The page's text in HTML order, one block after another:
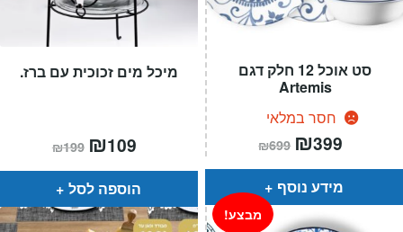
מיכל מים זכוכית עם ברז.
₪199 המחיר
המקורי
היה:
₪199.
₪109
הוא:
הוספה לסל
סט אוכל 12 חלק דגם
Artemis
חסר במלאי
₪699 המחיר
המקורי
היה:
₪699.
₪399
הוא:
מידע נוסף
מבצע!